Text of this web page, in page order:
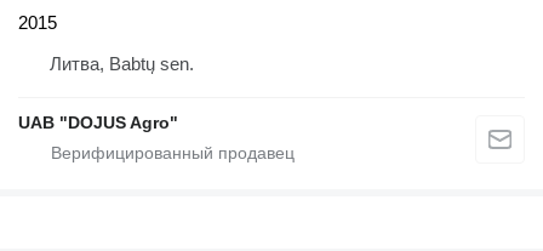
2015
Литва, Babtų sen.
UAB "DOJUS Agro"